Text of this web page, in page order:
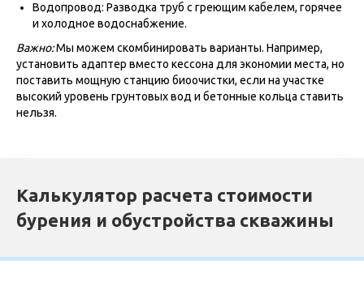
Водопровод: Разводка труб с греющим кабелем, горячее
и холодное водоснабжение.
Важно:Мы можем скомбинировать варианты. Например,
установить адаптер вместо кессона для экономии места, но
поставить мощную станцию биоочистки, если на участке
высокий уровень грунтовых вод и бетонные кольца ставить
нельзя.
Калькулятор расчета стоимости
бурения и обустройства скважины